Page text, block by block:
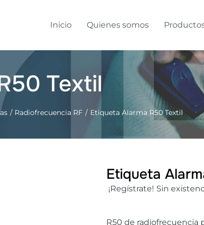
Inicio Quienes somos
Textil
Radiofrecuencia RF Etiqueta Alarma R50 Textil
Etiqueta
¡Regístrate! Sin
R50 de radiofrecuencia